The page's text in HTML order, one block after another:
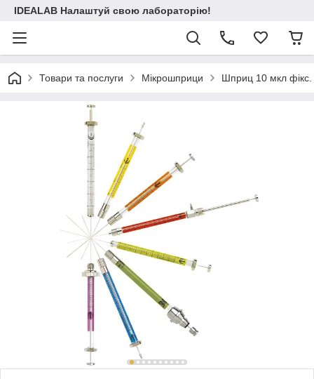
IDEALAB Налаштуй свою лабораторію!
Товари та послуги Мікрошприци Шприц 10 мкл